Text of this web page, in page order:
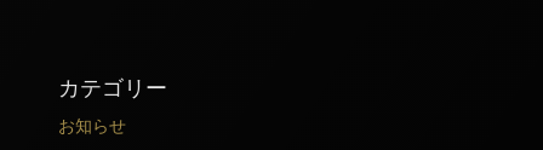
カテゴリー
お知らせ